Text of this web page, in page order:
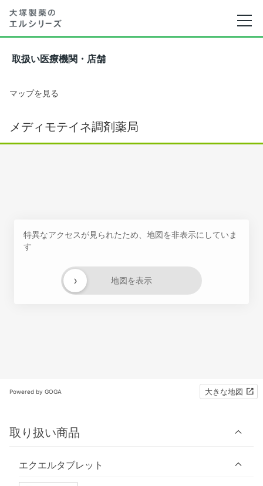
取扱い医療機関・店舗
マップを見る
メディモテイネ調剤薬局
特異なアクセスが見られたため、地図を非表示にしていま
す
地図を表示
›
Powered by GOGA 大きな地図
取り扱い商品
エクエルタブレット